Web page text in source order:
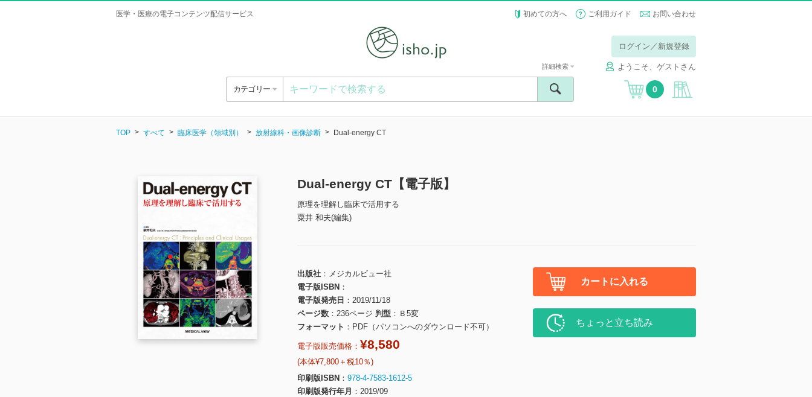
医学・医療の電子コンテンツ配信サービス 初めての方へ ご利用ガイド お問い合わせ
ログイン／新規登録
ようこそ、ゲストさん
カテゴリー
詳細検索
0
TOP すべて 臨床医学（領域別） 放射線科・画像診断 Dual-energy CT
Dual-energy CT【電子版】
原理を理解し臨床で活用する
粟井 和夫(編集)
出版社
メジカルビュー社
電子版ISBN
電子版発売日
2019/11/18
ページ数
236ページ 判型
Ｂ5変
フォーマット
PDF（パソコンへのダウンロード不可）
電子版販売価格： ¥8,580
(本体¥7,800＋税10％)
印刷版ISBN
978-4-7583-1612-5
印刷版発行年月
2019/09
カートに入れる
ちょっと立ち読み